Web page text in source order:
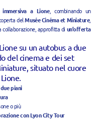
a Lione, combinando un
delMusée Cinéma et Miniature,
collaborazione, approfitta di un’offerta
su un autobus a due
del cinema e dei set
situato nel cuore
piani
o più
con Lyon City Tour